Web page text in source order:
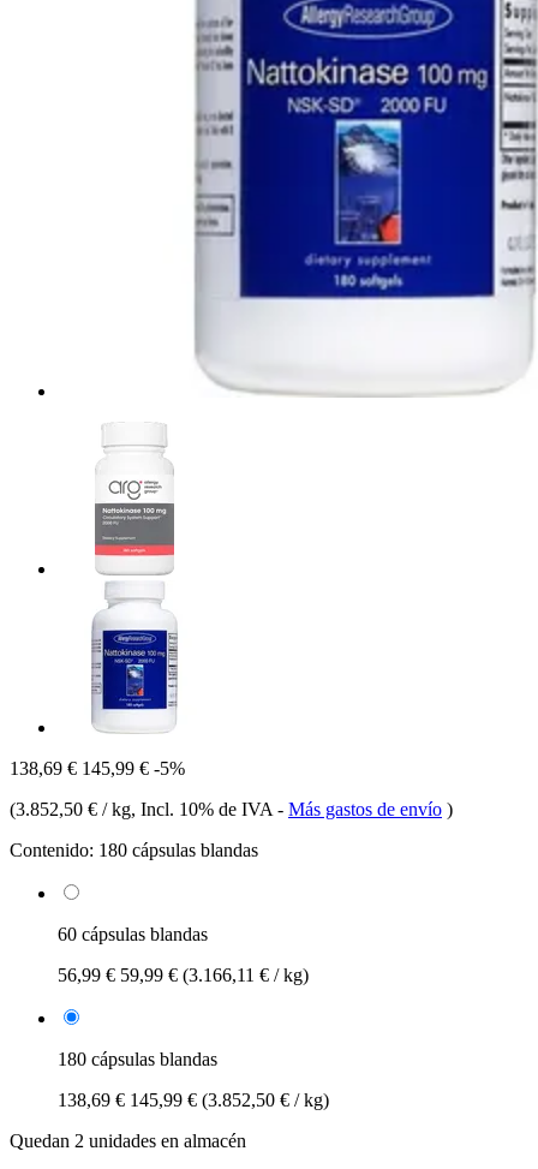
138,69 € 145,99 € -5%
(3.852,50 € / kg, Incl. 10% de IVA - Más gastos de envío )
Contenido: 180 cápsulas blandas
60 cápsulas blandas
56,99 € 59,99 € (3.166,11 € / kg)
180 cápsulas blandas
138,69 € 145,99 € (3.852,50 € / kg)
Quedan 2 unidades en almacén